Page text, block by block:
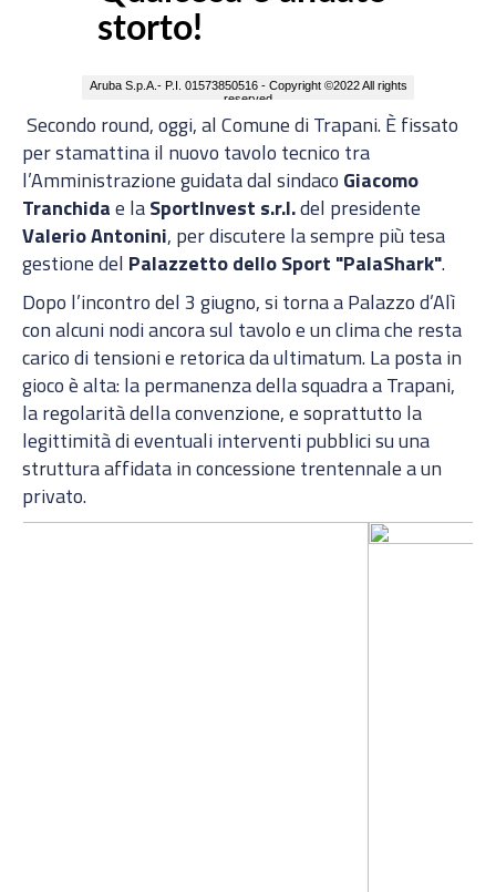
Secondo round, oggi, al Comune di Trapani. È fissato
per stamattina il nuovo tavolo tecnico tra
l’Amministrazione guidata dal sindaco Giacomo
Tranchidae laSportInvest s.r.l.del presidente
Valerio Antonini, per discutere la sempre più tesa
gestione del Palazzetto dello Sport "PalaShark".
Dopo l’incontro del 3 giugno, si torna a Palazzo d’Alì
con alcuni nodi ancora sul tavolo e un clima che resta
carico di tensioni e retorica da ultimatum. La posta in
gioco è alta: la permanenza della squadra a Trapani,
la regolarità della convenzione, e soprattutto la
legittimità di eventuali interventi pubblici su una
struttura affidata in concessione trentennale a un
privato.